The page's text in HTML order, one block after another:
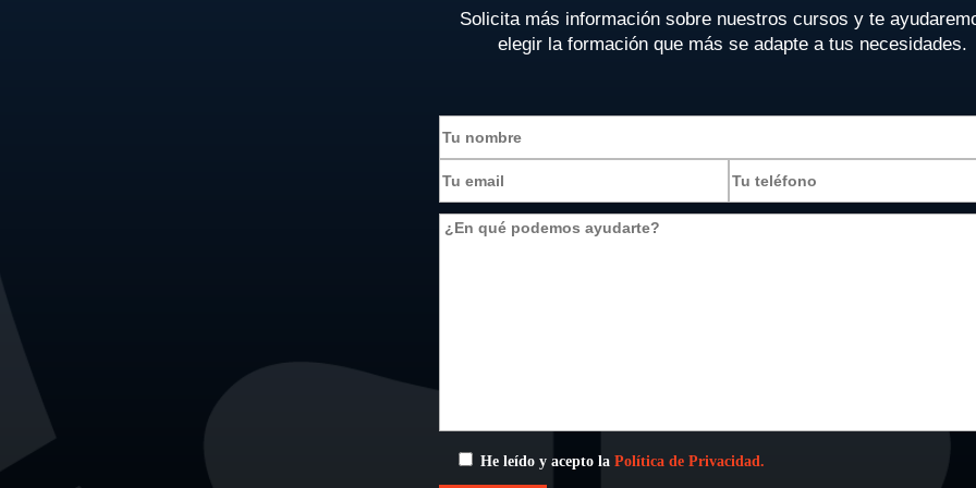
Solicita más información sobre nuestros cursos y te
elegir la formación que más se adapte a tus necesidades.
He leído y acepto laPolítica de Privacidad.